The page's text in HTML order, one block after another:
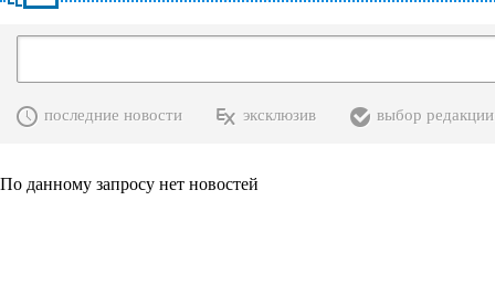
последние новости эксклюзив выбор редакции
По данному запросу нет новостей